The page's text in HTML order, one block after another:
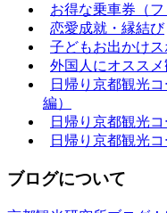
お得な乗車券（フ
恋愛成就・縁結び
子どもお出かけス
外国人にオスス
日帰り京都観光
編）
日帰り京都観光
日帰り京都観光
ブログについて